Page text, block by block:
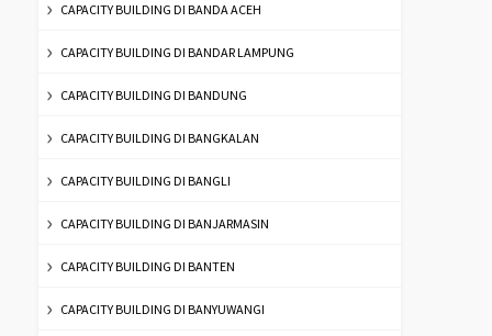
CAPACITY BUILDING DI BANDA ACEH
CAPACITY BUILDING DI BANDAR LAMPUNG
CAPACITY BUILDING DI BANDUNG
CAPACITY BUILDING DI BANGKALAN
CAPACITY BUILDING DI BANGLI
CAPACITY BUILDING DI BANJARMASIN
CAPACITY BUILDING DI BANTEN
CAPACITY BUILDING DI BANYUWANGI